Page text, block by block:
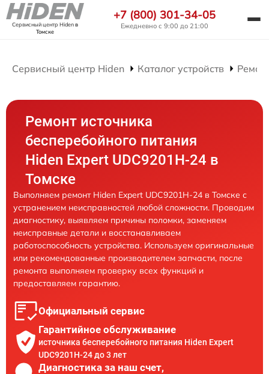
Сервисный центр Hidenв
Томске
+7 (800) 301-34-05
Ежедневно с 9:00 до 21:00
Сервисный центр Hiden Каталог устройств
Ремонт источника
бесперебойного питания
Hiden Expert UDC9201H-24 в
Томске
Выполняем ремонт Hiden Expert UDC9201H-24 в Томске с
устранением неисправностей любой сложности. Проводим
диагностику, выявляем причины поломки, заменяем
неисправные детали и восстанавливаем
работоспособность устройства. Используем оригинальные
или рекомендованные производителем запчасти, после
ремонта выполняем проверку всех функций и
предоставляем гарантию.
Официальный сервис
Гарантийное обслуживание
источника бесперебойного питания Hiden Expert
UDC9201H-24 до 3 лет
Диагностика за наш счет,